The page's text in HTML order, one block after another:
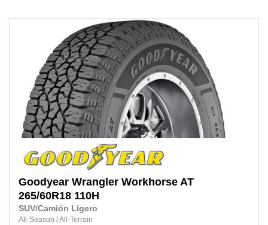
Goodyear Wrangler Workhorse AT
265/60R18 110H
SUV/Camión Ligero
All-Season /All-Terrain